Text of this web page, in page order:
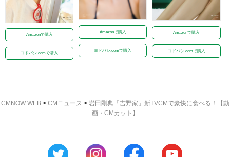
Amazonで購入
ヨドバシ.comで購入
Amazonで購入
ヨドバシ.comで購入
Amazonで購入
ヨドバシ.comで購入
CMNOW WEB> CMニュース > 岩田剛典「吉野家」新TVCMで豪快に食べる！【動
画・CMカット】